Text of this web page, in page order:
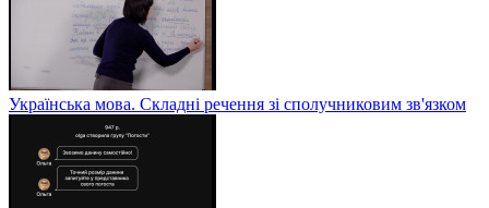
Українська мова. Складні речення зі сполучниковим зв'язком